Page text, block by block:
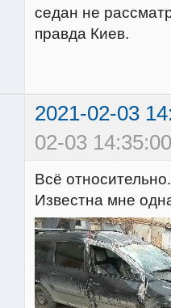
седан не
правда Киев.
2021-02-03
02-03
Всё
Известна мне